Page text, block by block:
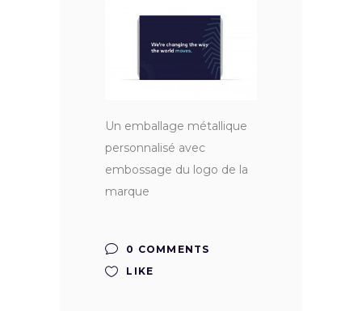
Un emballage métallique
personnalisé avec
embossage du logo de la
marque
0 COMMENTS
LIKE